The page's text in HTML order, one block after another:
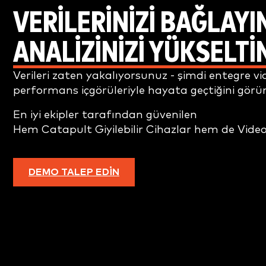
VERILERINIZI
ANALIZINIZI
Verileri zaten yakalıyorsunuz - şimdi entegre
performans içgörüleriyle hayata geçtiğini
En iyi ekipler tarafından güvenilen
Hem Catapult Giyilebilir Cihazlar hem de Video
DEMO TALEP EDIN